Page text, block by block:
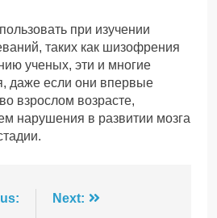
при изучении
таких как шизофрения
ученых, эти и многие
даже если они впервые
взрослом возрасте,
нарушения в развитии мозга
Next: